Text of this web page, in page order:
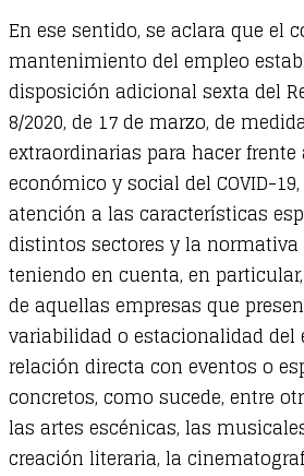
En ese sentido, se aclara que el
mantenimiento del empleo
disposición adicional sexta del
8/2020, de 17 de marzo, de
extraordinarias para hacer
económico y social del COVID-
atención a las características
distintos sectores y la
teniendo en cuenta, en
de aquellas empresas que
variabilidad o estacionalidad del
relación directa con eventos o
concretos, como sucede, entre
las artes escénicas, las
creación literaria, la